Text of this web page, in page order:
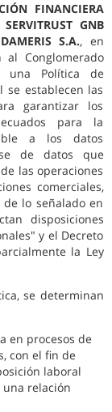
FINANCIERA
GNB
S.A., en
Conglomerado
una Política de
se establecen las
garantizar los
para la
a los datos
de datos que
las operaciones
comerciales,
lo señalado en
disposiciones
y el Decreto
la Ley
se determinan
en procesos de
con el fin de
laboral
relación